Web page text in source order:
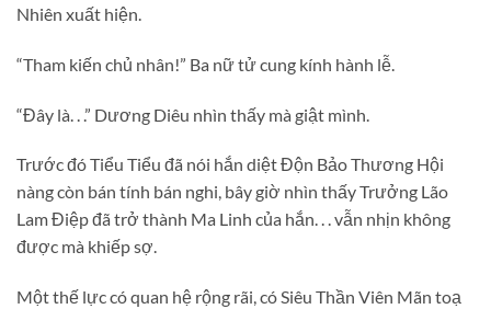
Nhiên xuất hiện.
“Tham kiến chủ nhân!” Ba nữ tử cung kính hành lễ.
“Đây là. . .” Dương Diêu nhìn thấy mà giật mình.
Trước đó Tiểu Tiểu đã nói hắn diệt Độn Bảo Thương Hội
nàng còn bán tính bán nghi, bây giờ nhìn thấy Trưởng Lão
Lam Điệp đã trở thành Ma Linh của hắn. . . vẫn nhịn không
được mà khiếp sợ.
Một thế lực có quan hệ rộng rãi, có Siêu Thần Viên Mãn toạ